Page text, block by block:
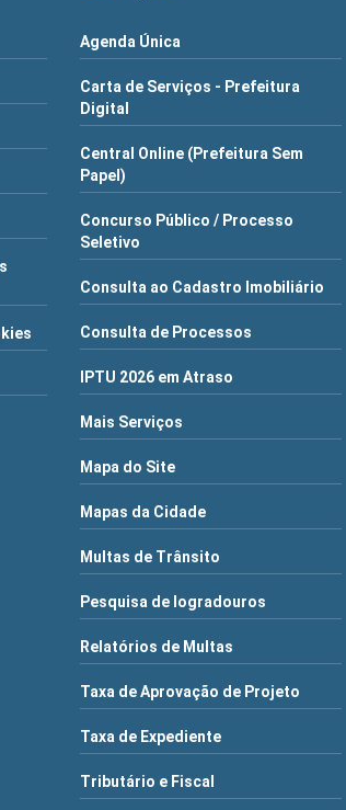
Agenda Única
Carta de Serviços - Prefeitura
Digital
Central Online (Prefeitura Sem
Papel)
Concurso Público / Processo
Seletivo
Consulta ao Cadastro Imobiliário
Consulta de Processos
IPTU 2026 em Atraso
Mais Serviços
Mapa do Site
Mapas da Cidade
Multas de Trânsito
Pesquisa de logradouros
Relatórios de Multas
Taxa de Aprovação de Projeto
Taxa de Expediente
Tributário e Fiscal